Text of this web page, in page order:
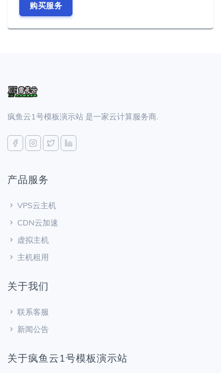
购买服务
疯鱼云1号模板演示站 是一家云计算服务商.
产品服务
VPS云主机
CDN云加速
虚拟主机
主机租用
关于我们
联系客服
新闻公告
关于疯鱼云1号模板演示站